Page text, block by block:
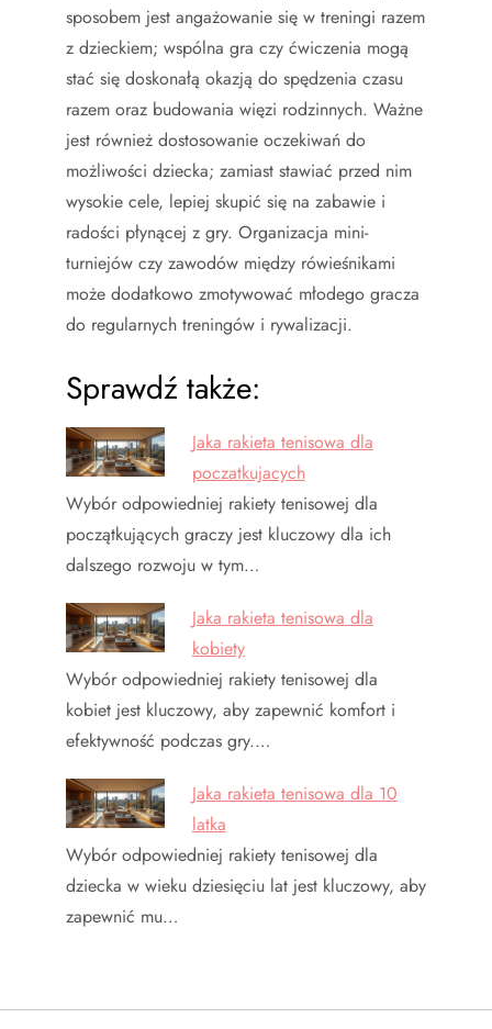
sposobem jest angażowanie się w treningi razem
z dzieckiem; wspólna gra czy ćwiczenia mogą
stać się doskonałą okazją do spędzenia czasu
razem oraz budowania więzi rodzinnych. Ważne
jest również dostosowanie oczekiwań do
możliwości dziecka; zamiast stawiać przed nim
wysokie cele, lepiej skupić się na zabawie i
radości płynącej z gry. Organizacja mini-
turniejów czy zawodów między rówieśnikami
może dodatkowo zmotywować młodego gracza
do regularnych treningów i rywalizacji.
Sprawdź także:
Jaka rakieta tenisowa dla
poczatkujacych
Wybór odpowiedniej rakiety tenisowej dla
początkujących graczy jest kluczowy dla ich
dalszego rozwoju w tym…
Jaka rakieta tenisowa dla
kobiety
Wybór odpowiedniej rakiety tenisowej dla
kobiet jest kluczowy, aby zapewnić komfort i
efektywność podczas gry.…
Jaka rakieta tenisowa dla 10
latka
Wybór odpowiedniej rakiety tenisowej dla
dziecka w wieku dziesięciu lat jest kluczowy, aby
zapewnić mu…